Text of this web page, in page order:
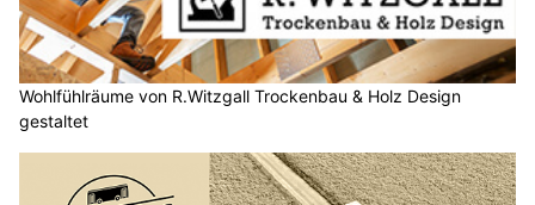
Wohlfühlräume von R.Witzgall Trockenbau & Holz Design
gestaltet